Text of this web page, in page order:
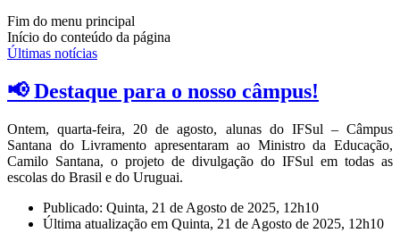
Fim do menu principal
Início do conteúdo da página
Últimas notícias
📢 Destaque para o nosso câmpus!
Ontem, quarta-feira, 20 de agosto, alunas do IFSul – Câmpus
Santana do Livramento apresentaram ao Ministro da Educação,
Camilo Santana, o projeto de divulgação do IFSul em todas as
escolas do Brasil e do Uruguai.
Publicado: Quinta, 21 de Agosto de 2025, 12h10
Última atualização em Quinta, 21 de Agosto de 2025, 12h10